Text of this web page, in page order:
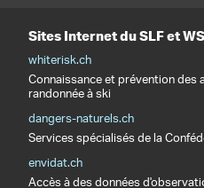
Sites Internet du SLF et
whiterisk.ch
Connaissance et prévention des
randonnée à ski
dangers-naturels.ch
Services spécialisés de la
envidat.ch